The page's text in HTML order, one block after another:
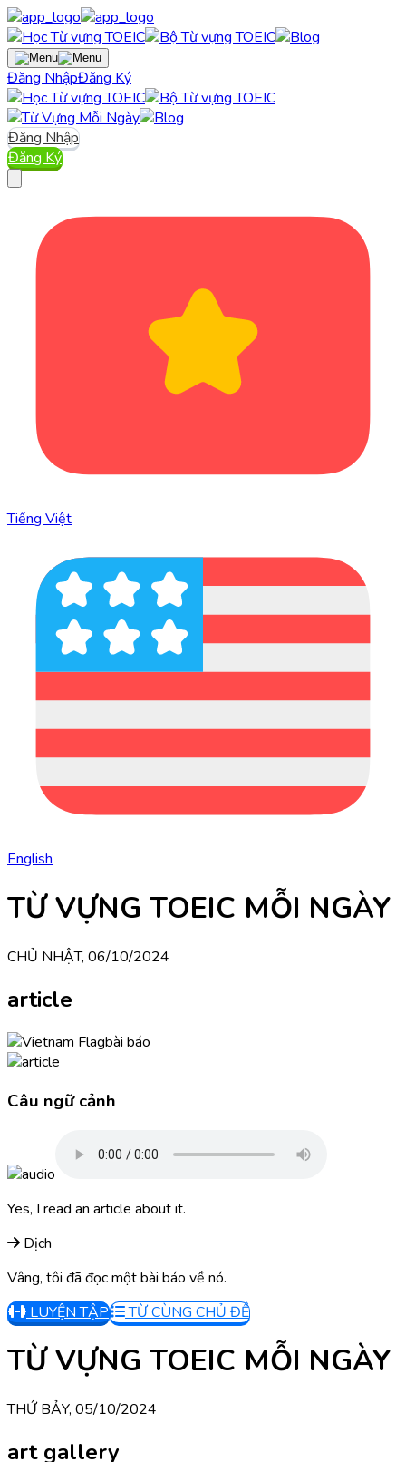
Đăng NhậpĐăng Ký
Đăng Nhập
Đăng Ký
Tiếng Việt
English
TỪ VỰNG TOEIC MỖI NGÀY
CHỦ NHẬT, 06/10/2024
article
bài báo
Câu ngữ cảnh
Yes, I read an article about it.
Dịch
Vâng, tôi đã đọc một bài báo về nó.
LUYỆN TẬP
TỪ CÙNG CHỦ ĐỀ
TỪ VỰNG TOEIC MỖI NGÀY
THỨ BẢY, 05/10/2024
art gallery